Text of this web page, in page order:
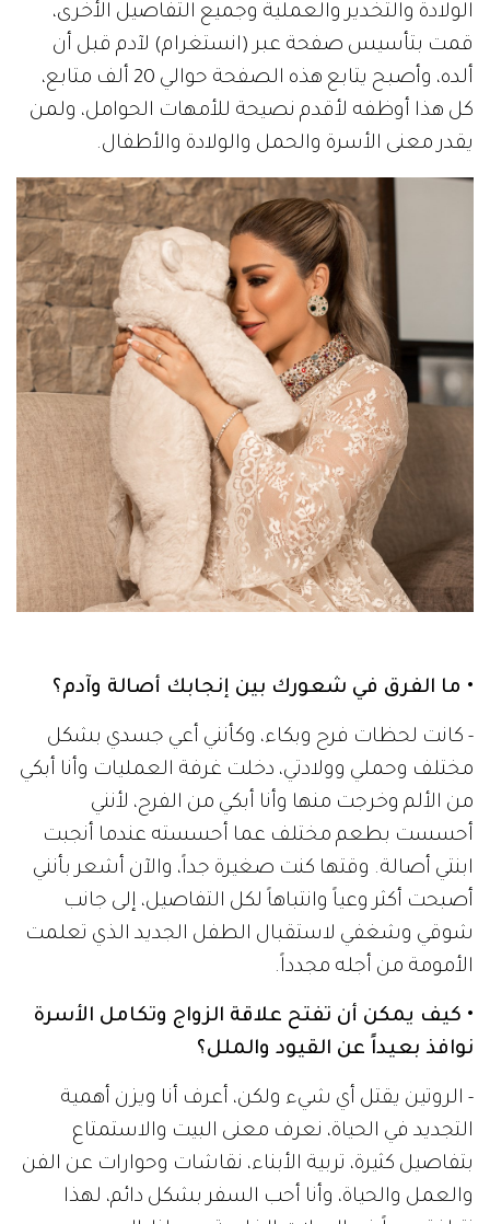
الولادة والتخدير والعملية وجميع التفاصيل الأخرى،
قمت بتأسيس صفحة عبر (انستغرام) لآدم قبل أن
ألده، وأصبح يتابع هذه الصفحة حوالي 20 ألف متابع،
كل هذا أوظفه لأقدم نصيحة للأمهات الحوامل، ولمن
يقدر معنى الأسرة والحمل والولادة والأطفال.
• ما الفرق في شعورك بين إنجابك أصالة وآدم؟
- كانت لحظات فرح وبكاء، وكأنني أعي جسدي بشكل
مختلف وحملي وولادتي، دخلت غرفة العمليات وأنا أبكي
من الألم وخرجت منها وأنا أبكي من الفرح، لأنني
أحسست بطعم مختلف عما أحسسته عندما أنجبت
ابنتي أصالة. وقتها كنت صغيرة جداً، والآن أشعر بأنني
أصبحت أكثر وعياً وانتباهاً لكل التفاصيل، إلى جانب
شوقي وشغفي لاستقبال الطفل الجديد الذي تعلمت
الأمومة من أجله مجدداً.
• كيف يمكن أن تفتح علاقة الزواج وتكامل الأسرة
نوافذ بعيداً عن القيود والملل؟
- الروتين يقتل أي شيء ولكن، أعرف أنا ويزن أهمية
التجديد في الحياة، نعرف معنى البيت والاستمتاع
بتفاصيل كثيرة، تربية الأبناء، نقاشات وحوارات عن الفن
والعمل والحياة، وأنا أحب السفر بشكل دائم، لهذا